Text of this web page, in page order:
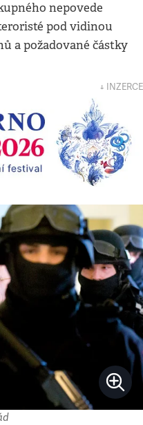
nepovede
pod vidinou
a požadované částky
↓ INZERCE